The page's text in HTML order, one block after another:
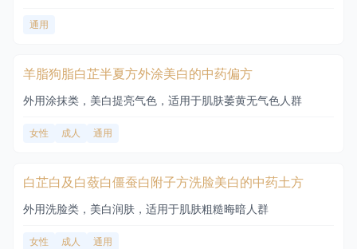
通用
羊脂狗脂白芷半夏方外涂美白的中药偏方
外用涂抹类，美白提亮气色，适用于肌肤萎黄无气色人群
女性 成人 通用
白芷白及白蔹白僵蚕白附子方洗脸美白的中药土方
外用洗脸类，美白润肤，适用于肌肤粗糙晦暗人群
女性 成人 通用